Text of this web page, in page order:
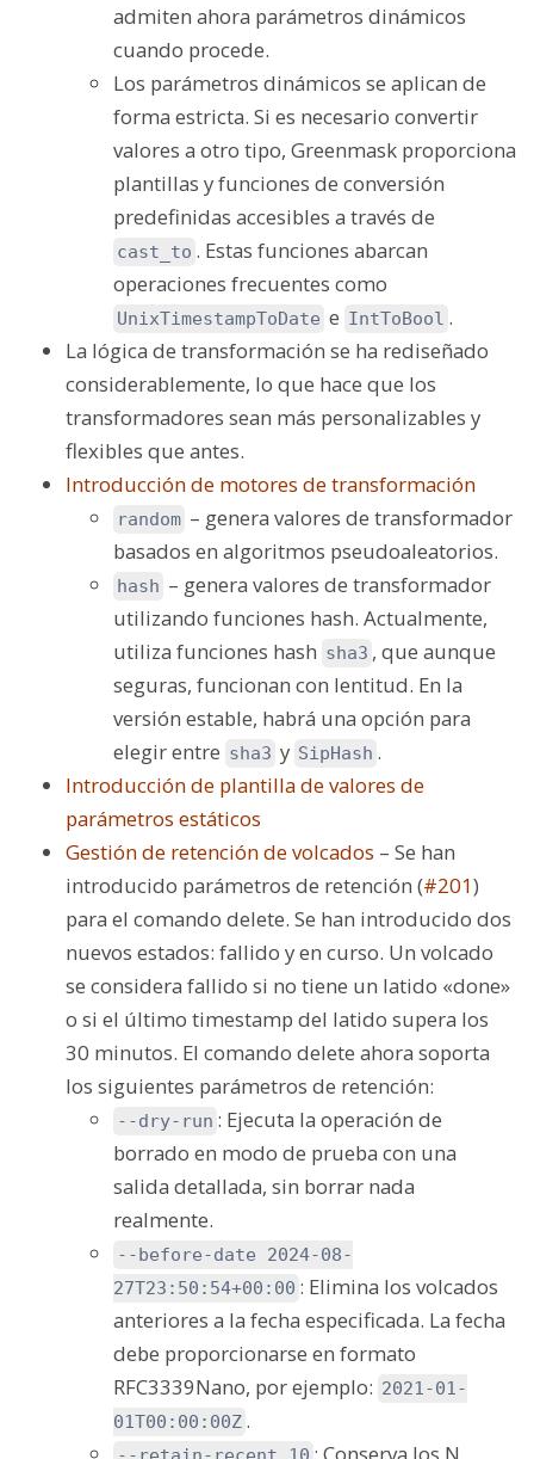
admiten ahora parámetros dinámicos
cuando procede.
Los parámetros dinámicos se aplican de
forma estricta. Si es necesario convertir
valores a otro tipo, Greenmask proporciona
plantillas y funciones de conversión
predefinidas accesibles a través de
cast_to . Estas funciones abarcan
operaciones frecuentes como
UnixTimestampToDate e IntToBool .
La lógica de transformación se ha rediseñado
considerablemente, lo que hace que los
transformadores sean más personalizables y
flexibles que antes.
Introducción de motores de transformación
random – genera valores de transformador
basados en algoritmos pseudoaleatorios.
hash – genera valores de transformador
utilizando funciones hash. Actualmente,
utiliza funciones hash sha3 , que aunque
seguras, funcionan con lentitud. En la
versión estable, habrá una opción para
elegir entre sha3 y SipHash .
Introducción de plantilla de valores de
parámetros estáticos
Gestión de retención de volcados – Se han
introducido parámetros de retención (#201)
para el comando delete. Se han introducido dos
nuevos estados: fallido y en curso. Un volcado
se considera fallido si no tiene un latido «done»
o si el último timestamp del latido supera los
30 minutos. El comando delete ahora soporta
los siguientes parámetros de retención:
--dry-run : Ejecuta la operación de
borrado en modo de prueba con una
salida detallada, sin borrar nada
realmente.
--before-date 2024-08-
27T23:50:54+00:00 : Elimina los volcados
anteriores a la fecha especificada. La fecha
debe proporcionarse en formato
RFC3339Nano, por ejemplo: 2021-01-
01T00:00:00Z .
: Conserva los N